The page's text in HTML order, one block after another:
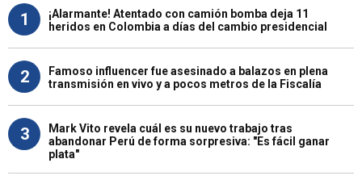
1
¡Alarmante! Atentado con camión bomba deja 11
heridos en Colombia a días del cambio presidencial
2
Famoso influencer fue asesinado a balazos en plena
transmisión en vivo y a pocos metros de la Fiscalía
3
Mark Vito revela cuál es su nuevo trabajo tras
abandonar Perú de forma sorpresiva: "Es fácil ganar
plata"